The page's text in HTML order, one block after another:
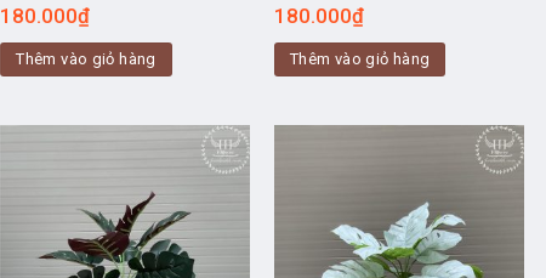
180.000₫
Thêm vào giỏ hàng
180.000₫
Thêm vào giỏ hàng